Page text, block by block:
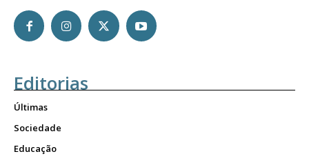
Editorias
Últimas
Sociedade
Educação